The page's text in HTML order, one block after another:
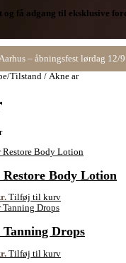
og få adgang til eksklusive
– åbningsfest lørdag 12/9.
Tilstand / Akne ar
Restore Body Lotion
Tilføj til kurv
Tanning Drops
Tilføj til kurv